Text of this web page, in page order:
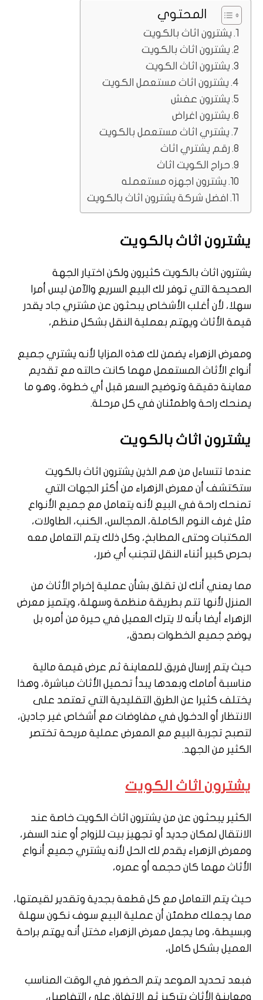
المحتوي
يشترون اثاث بالكويت
يشترون اثاث بالكويت
يشترون اثاث الكويت
يشترون اثاث مستعمل الكويت
يشترون عفش
يشترون اغراض
يشتري اثاث مستعمل بالكويت
رقم يشتري اثاث
حراج الكويت اثاث
يشترون اجهزه مستعمله
افضل شركة يشترون اثاث بالكويت
يشترون اثاث بالكويت
يشترون اثاث بالكويت كثيرون ولكن اختيار الجهة
الصحيحة التي توفر لك البيع السريع والآمن ليس أمرا
سهلا، لأن أغلب الأشخاص يبحثون عن مشتري جاد يقدر
قيمة الأثاث ويهتم بعملية النقل بشكل منظم،
ومعرض الزهراء يضمن لك هذه المزايا لأنه يشتري جميع
أنواع الأثاث المستعمل مهما كانت حالته مع تقديم
معاينة دقيقة وتوضيح السعر قبل أي خطوة، وهو ما
يمنحك راحة واطمئنان في كل مرحلة.
يشترون اثاث بالكويت
عندما تتساءل من هم الذين يشترون اثاث بالكويت
ستكتشف أن معرض الزهراء من أكثر الجهات التي
تمنحك راحة في البيع لأنه يتعامل مع جميع الأنواع
مثل غرف النوم الكاملة، المجالس، الكنب، الطاولات،
المكتبات وحتى المطابخ، وكل ذلك يتم التعامل معه
بحرص كبير أثناء النقل لتجنب أي ضرر،
مما يعني أنك لن تقلق بشأن عملية إخراج الأثاث من
المنزل لأنها تتم بطريقة منظمة وسهلة، ويتميز معرض
الزهراء أيضا بأنه لا يترك العميل في حيرة من أمره بل
يوضح جميع الخطوات بصدق،
حيث يتم إرسال فريق للمعاينة ثم عرض قيمة مالية
مناسبة أمامك وبعدها يبدأ تحميل الأثاث مباشرة، وهذا
يختلف كثيرا عن الطرق التقليدية التي تعتمد على
الانتظار أو الدخول في مفاوضات مع أشخاص غير جادين،
لتصبح تجربة البيع مع المعرض عملية مريحة تختصر
الكثير من الجهد.
يشترون اثاث الكويت
الكثير يبحثون عن من يشترون اثاث الكويت خاصة عند
الانتقال لمكان جديد أو تجهيز بيت للزواج أو عند السفر،
ومعرض الزهراء يقدم لك الحل لأنه يشتري جميع أنواع
الأثاث مهما كان حجمه أو عمره،
حيث يتم التعامل مع كل قطعة بجدية وتقدير لقيمتها،
مما يجعلك مطمئن أن عملية البيع سوف نكون سهلة
وبسيطة، وما يجعل معرض الزهراء مختل أنه يهتم براحة
العميل بشكل كامل،
فبعد تحديد الموعد يتم الحضور في الوقت المناسب
ومعاينة الأثاث بتركيز ثم الاتفاق على التفاصيل،